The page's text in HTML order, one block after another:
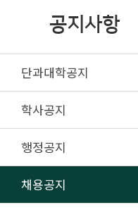
공지사항
단과대학공지
학사공지
행정공지
채용공지